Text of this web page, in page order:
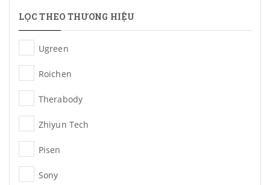
LỌC THEO THƯƠNG HIỆU
Ugreen
Roichen
Therabody
Zhiyun Tech
Pisen
Sony